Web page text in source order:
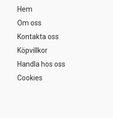
Hem
Om oss
Kontakta oss
Köpvillkor
Handla hos oss
Cookies